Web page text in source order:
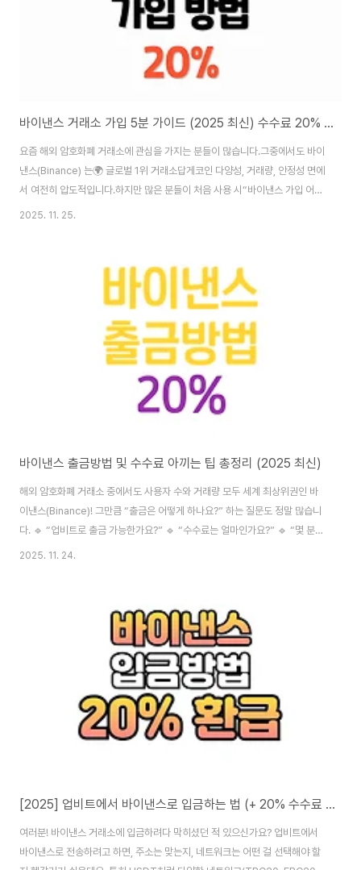
바이낸스 거래소 가입 5분 가이드 (2025 최신) 수수료 20% 페이백 받는 법까지!
요즘 해외 암호화폐 거래소에 관심을 가지는 분들이 많습니다.그중에서도 바이
낸스(Binance) 는🌍 글로벌 1위 거래소답게코인 다양성, 거래량, 안정성 면에
서 여전히 압도적입니다.하지만 많은 분들이 처음 사용 시“바이낸스 가입 어렵
지 않나요?”“수수료 할인은 어떻게 받죠?”라는 질문을 자주 하시죠.그래서 오
낸스 가입은 5분이면 OK!📍 STEP 1. 바이낸스 공식 가입 링크 접속하기※ 사
칭 피싱 사이트 주의! 반드시 아래 링크로만 접속하세요.📍 STEP 2. 이메일
또는 휴대폰 번호 입력 + 비밀번호 설정→ 보안 강화를 위해 대문자 + 특수문
2025. 11. 25.
바이낸스 출금방법 및 수수료 아끼는 팁 총정리 (2025 최신)
해외 암호화폐 거래소 중에서도 사용자 수와 거래량 모두 세계 최상위권인 바
이낸스(Binance)! 그만큼 “출금은 어떻게 하나요?” 하는 질문도 정말 많습니
다. 🔹 “업비트로 출금 가능한가요?” 🔹 “수수료는 얼마인가요?” 🔹 “몇 분
정도 걸리나요?” 오늘은 바이낸스에서 국내 거래소(업비트 등)로 정확하게 출
금, 네트워크만 제대로 맞추면 10분이면 끝!"🔐 "TRC20, ERC20? 헷갈렸다
면 이 글이 딱!"💰 "20% 페이백까지 한 번에 정리했습니다!"📋 목차1. 출금 전
체크사항2. 업비트 입금주소 복사 방법3. 바이낸스 출금 절차 (S..
2025. 11. 24.
[2025] 업비트에서 바이낸스로 입금하는 법 (+ 20% 수수료 페이백 완전정리)
여러분! 바이낸스 거래소에 입금하려다 막히셨던 적 있으신가요? 업비트에서
바이낸스로 전송하려고 하면, 주소는 맞는지, 네트워크는 어떤 걸 선택해야 할